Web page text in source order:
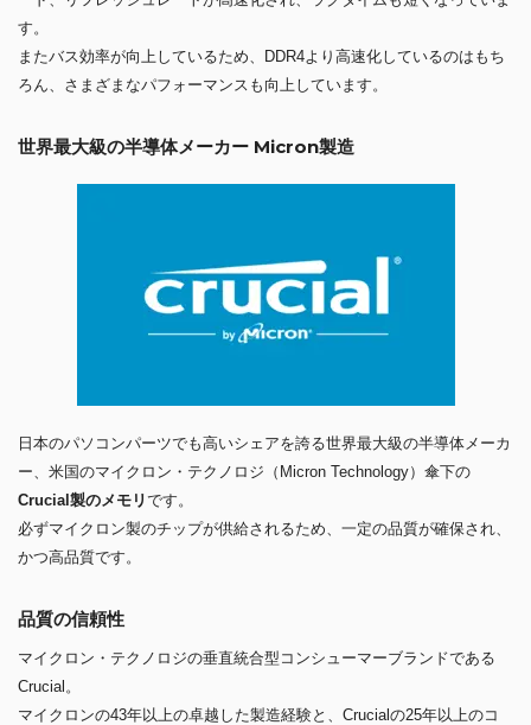
す。
またバス効率が向上しているため、DDR4より高速化しているのはもち
ろん、さまざまなパフォーマンスも向上しています。
世界最大級の半導体メーカー Micron製造
日本のパソコンパーツでも高いシェアを誇る世界最大級の半導体メーカ
ー、米国のマイクロン・テクノロジ（Micron Technology）傘下の
Crucial製のメモリです。
必ずマイクロン製のチップが供給されるため、一定の品質が確保され、
かつ高品質です。
品質の信頼性
マイクロン・テクノロジの垂直統合型コンシューマーブランドである
Crucial。
マイクロンの43年以上の卓越した製造経験と、Crucialの25年以上のコ